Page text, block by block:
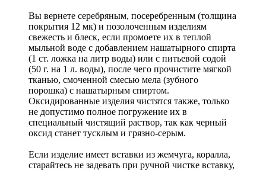
Вы вернете серебряным, посеребренным (толщина
покрытия 12 мк) и позолоченным изделиям
свежесть и блеск, если промоете их в теплой
мыльной воде с добавлением нашатырного спирта
(1 ст. ложка на литр воды) или с питьевой содой
(50 г. на 1 л. воды), после чего прочистите мягкой
тканью, смоченной смесью мела (зубного
порошка) с нашатырным спиртом.
Оксидированные изделия чистятся также, только
не допустимо полное погружение их в
специальный чистящий раствор, так как черный
оксид станет тусклым и грязно-серым.
Если изделие имеет вставки из жемчуга, коралла,
старайтесь не задевать при ручной чистке вставку,